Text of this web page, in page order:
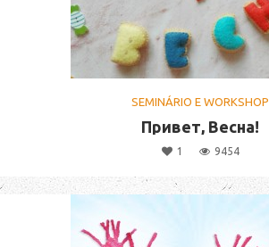
SEMINÁRIO E WORKSHOP
Привет, Весна!
1 9454